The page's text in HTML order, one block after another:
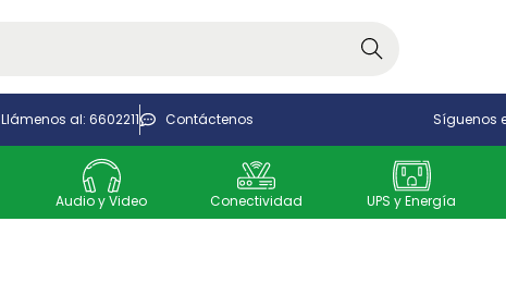
Buscar
Llámenos al: 6602211 Contáctenos Síguenos
Audio y Video Conectividad UPS y Energía